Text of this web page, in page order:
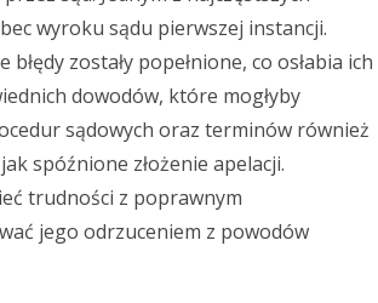
wyroku sądu pierwszej instancji.
zostały popełnione, co osłabia ich
dowodów, które mogłyby
sądowych oraz terminów również
spóźnione złożenie apelacji.
trudności z poprawnym
jego odrzuceniem z powodów